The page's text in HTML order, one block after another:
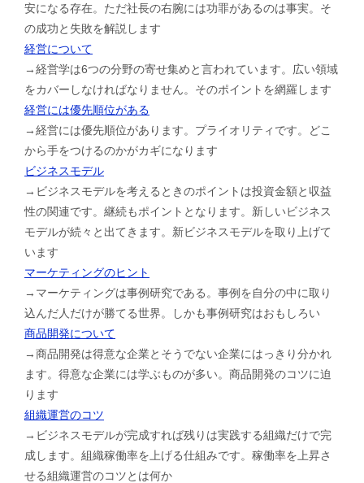
安になる存在。ただ社長の右腕には功罪があるのは事実。そ
の成功と失敗を解説します
経営について
→経営学は6つの分野の寄せ集めと言われています。広い領域
をカバーしなければなりません。そのポイントを網羅します
経営には優先順位がある
→経営には優先順位があります。プライオリティです。どこ
から手をつけるのかがカギになります
ビジネスモデル
→ビジネスモデルを考えるときのポイントは投資金額と収益
性の関連です。継続もポイントとなります。新しいビジネス
モデルが続々と出てきます。新ビジネスモデルを取り上げて
います
マーケティングのヒント
→マーケティングは事例研究である。事例を自分の中に取り
込んだ人だけが勝てる世界。しかも事例研究はおもしろい
商品開発について
→商品開発は得意な企業とそうでない企業にはっきり分かれ
ます。得意な企業には学ぶものが多い。商品開発のコツに迫
ります
組織運営のコツ
→ビジネスモデルが完成すれば残りは実践する組織だけで完
成します。組織稼働率を上げる仕組みです。稼働率を上昇さ
せる組織運営のコツとは何か